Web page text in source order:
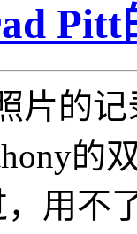
片的
的
用不